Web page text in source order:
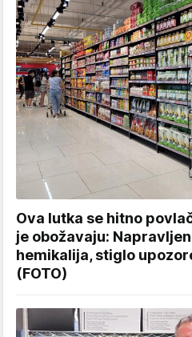
Ova lutka se hitno
je obožavaju:
hemikalija, stiglo
(FOTO)